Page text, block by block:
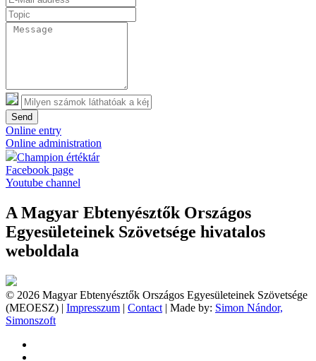
Send
Online entry
Online administration
Champion értéktár
Facebook page
Youtube channel
A Magyar Ebtenyésztők Országos
Egyesületeinek Szövetsége hivatalos
weboldala
© 2026 Magyar Ebtenyésztők Országos Egyesületeinek Szövetsége
(MEOESZ) | Impresszum | Contact | Made by: Simon Nándor,
Simonszoft